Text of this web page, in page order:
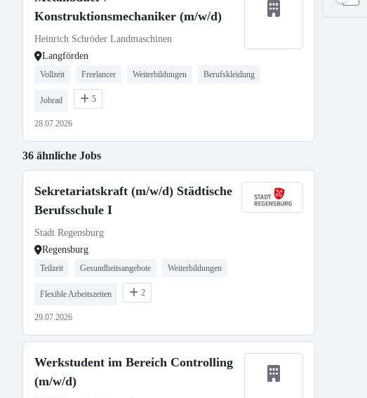
Konstruktionsmechaniker (m/w/d)
Heinrich Schröder Landmaschinen
Langförden
Vollzeit Freelancer Weiterbildungen Berufskleidung
Jobrad 5
28.07.2026
36 ähnliche Jobs
Sekretariatskraft (m/w/d) Städtische
Berufsschule I
Stadt Regensburg
Regensburg
Teilzeit Gesundheitsangebote Weiterbildungen
Flexible Arbeitszeiten 2
29.07.2026
Werkstudent im Bereich Controlling
(m/w/d)